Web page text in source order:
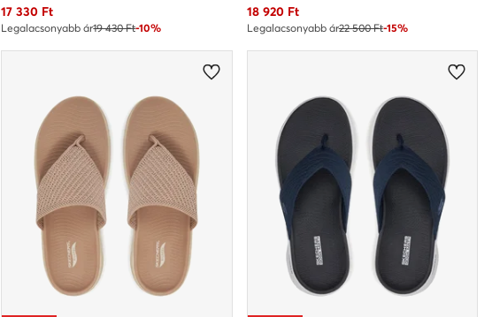
Aktuális ár
17 330 Ft
Legalacsonyabb ár19 430 Ft-10%
Aktuális ár
18 920Ft
Legalacsonyabb ár22 500 Ft-15%